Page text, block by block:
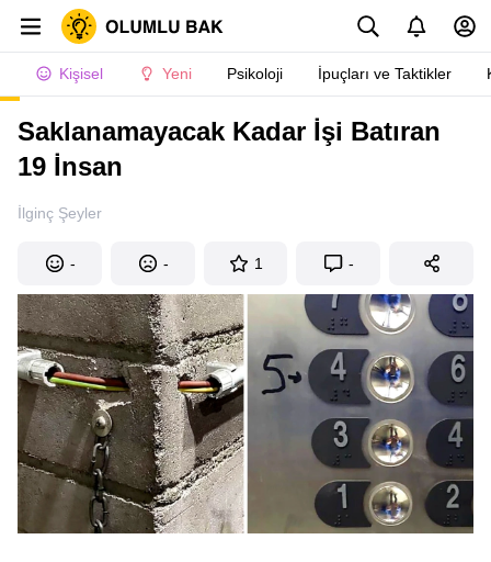
Kişisel Yeni Psikoloji İpuçları ve Taktikler
Saklanamayacak Kadar İşi Batıran
19 İnsan
İlginç Şeyler
- - 1 -